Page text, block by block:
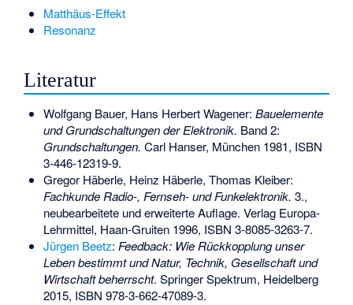
Matthäus-Effekt
Resonanz
Literatur
Wolfgang Bauer, Hans Herbert Wagener: Bauelemente
und Grundschaltungen der Elektronik. Band 2:
Grundschaltungen. Carl Hanser, München 1981, ISBN
3-446-12319-9.
Gregor Häberle, Heinz Häberle, Thomas Kleiber:
Fachkunde Radio-, Fernseh- und Funkelektronik. 3.,
neubearbeitete und erweiterte Auflage. Verlag Europa-
Lehrmittel, Haan-Gruiten 1996, ISBN 3-8085-3263-7.
Jürgen Beetz: Feedback: Wie Rückkopplung unser
Leben bestimmt und Natur, Technik, Gesellschaft und
Wirtschaft beherrscht. Springer Spektrum, Heidelberg
2015, ISBN 978-3-662-47089-3.